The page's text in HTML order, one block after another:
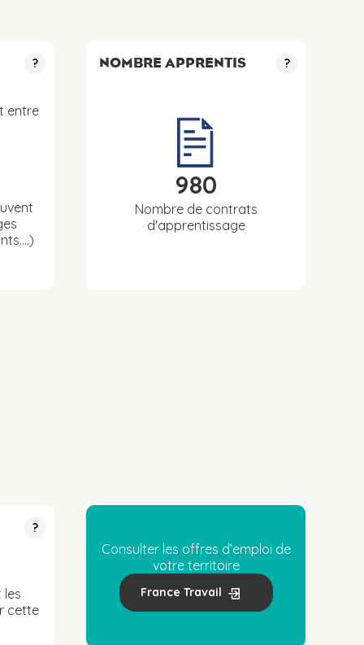
?
entre
NOMBRE APPRENTIS ?
980
Nombre de contrats
d'apprentissage
?
les
cette
Consulter les offres d’emploi de
votre territoire
France Travail